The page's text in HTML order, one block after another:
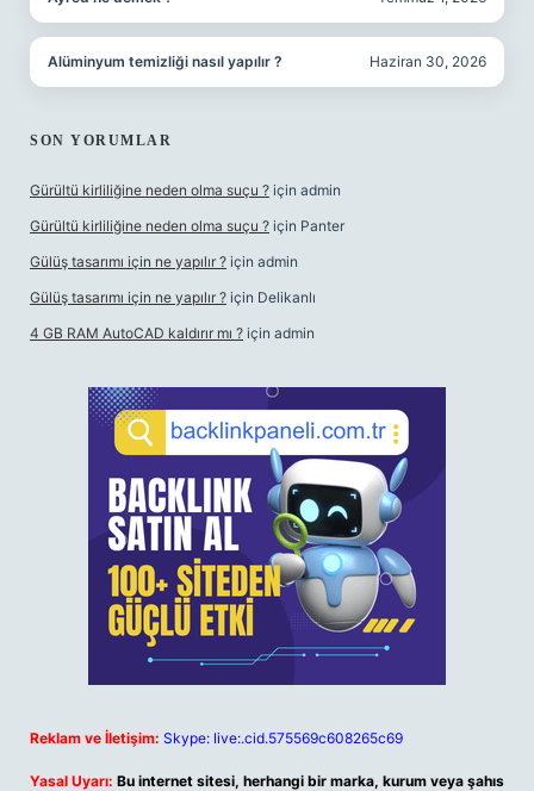
Alüminyum temizliği nasıl yapılır ? Haziran 30, 2026
SON YORUMLAR
Gürültü kirliliğine neden olma suçu ? için admin
Gürültü kirliliğine neden olma suçu ? için Panter
Gülüş tasarımı için ne yapılır ? için admin
Gülüş tasarımı için ne yapılır ? için Delikanlı
4 GB RAM AutoCAD kaldırır mı ? için admin
Reklam ve İletişim: Skype: live:.cid.575569c608265c69
Yasal Uyarı: Bu internet sitesi, herhangi bir marka, kurum veya şahıs